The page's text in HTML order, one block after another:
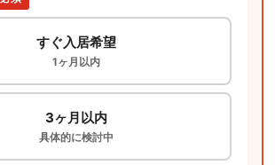
すぐ入居希望
1ヶ月以内
3ヶ月以内
具体的に検討中